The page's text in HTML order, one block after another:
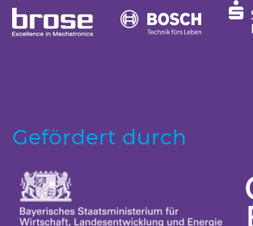
Gefördert durch